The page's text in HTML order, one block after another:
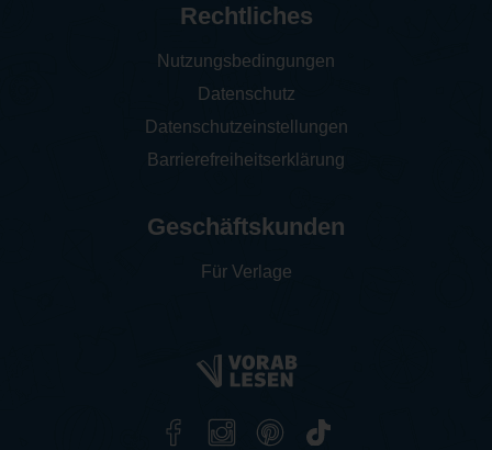
Rechtliches
Nutzungsbedingungen
Datenschutz
Datenschutzeinstellungen
Barrierefreiheitserklärung
Geschäftskunden
Für Verlage